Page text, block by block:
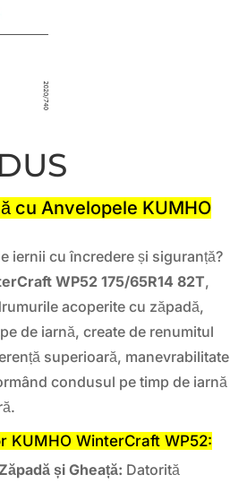
cu Anvelopele KUMHO
iernii cu încredere și siguranță?
WP52 175/65R14 82T,
acoperite cu zăpadă,
de iarnă, create de renumitul
superioară, manevrabilitate
condusul pe timp de iarnă
KUMHO WinterCraft WP52:
și Gheață: Datorită